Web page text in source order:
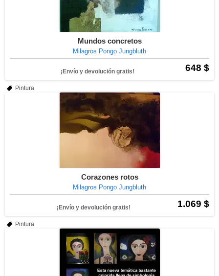
Mundos concretos
Milagros Pongo Jungbluth
648 $
¡Envío y devolución gratis!
Pintura
Corazones rotos
Milagros Pongo Jungbluth
1.069 $
¡Envío y devolución gratis!
Pintura